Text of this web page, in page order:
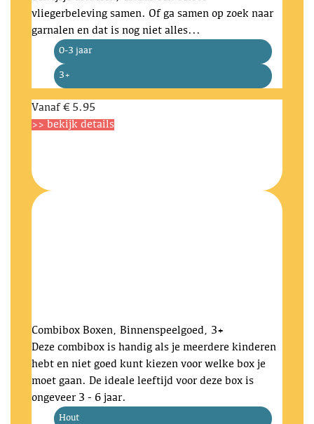
vliegerbeleving samen. Of ga samen op zoek naar
garnalen en dat is nog niet alles...
0-3 jaar
3+
Vanaf € 5.95
>> bekijk details
Combibox Boxen, Binnenspeelgoed, 3+
Deze combibox is handig als je meerdere kinderen
hebt en niet goed kunt kiezen voor welke box je
moet gaan. De ideale leeftijd voor deze box is
ongeveer 3 - 6 jaar.
Hout